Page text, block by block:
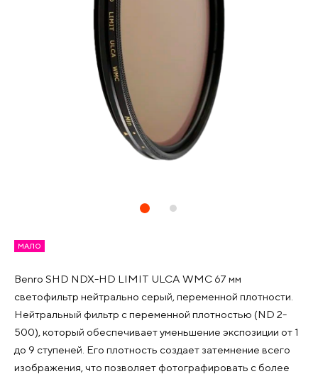
МАЛО
Benro SHD NDX-HD LIMIT ULCA WMC 67 мм
светофильтр нейтрально серый, переменной плотности.
Нейтральный фильтр с переменной плотностью (ND 2-
500), который обеспечивает уменьшение экспозиции от 1
до 9 ступеней. Его плотность создает затемнение всего
изображения, что позволяет фотографировать с более